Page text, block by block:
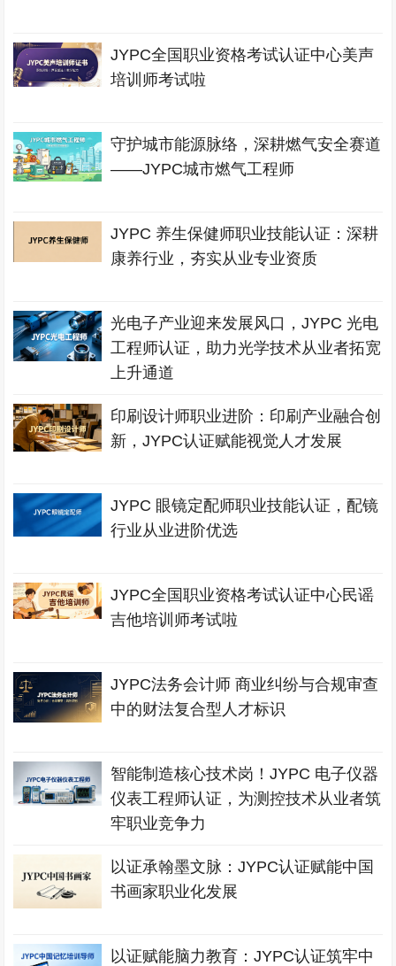
JYPC全国职业资格考试认证中心美声
培训师考试啦
守护城市能源脉络，深耕燃气安全赛道
——JYPC城市燃气工程师
JYPC 养生保健师职业技能认证：深耕
康养行业，夯实从业专业资质
光电子产业迎来发展风口，JYPC 光电
工程师认证，助力光学技术从业者拓宽
上升通道
印刷设计师职业进阶：印刷产业融合创
新，JYPC认证赋能视觉人才发展
JYPC 眼镜定配师职业技能认证，配镜
行业从业进阶优选
JYPC全国职业资格考试认证中心民谣
吉他培训师考试啦
JYPC法务会计师 商业纠纷与合规审查
中的财法复合型人才标识
智能制造核心技术岗！JYPC 电子仪器
仪表工程师认证，为测控技术从业者筑
牢职业竞争力
以证承翰墨文脉：JYPC认证赋能中国
书画家职业化发展
以证赋能脑力教育：JYPC认证筑牢中